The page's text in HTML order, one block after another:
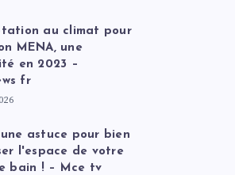
au climat pour
MENA, une
en 2023 –
fr
astuce pour bien
l'espace de votre
bain ! – Mce tv